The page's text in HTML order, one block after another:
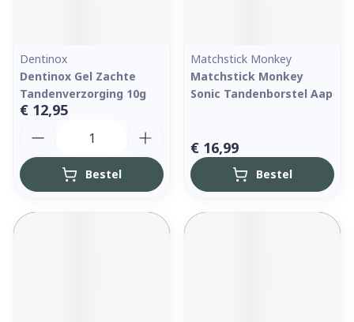
Dentinox
Dentinox Gel Zachte
Tandenverzorging 10g
€ 12,95
Bestel
Matchstick Monkey
Matchstick Monkey
Sonic Tandenborstel Aap
€ 16,99
Bestel